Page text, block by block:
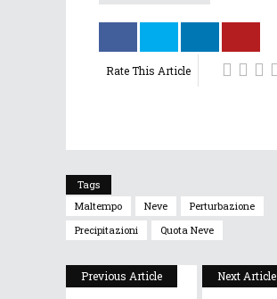
Rate This Article
Tags
Maltempo
Neve
Perturbazione
Precipitazioni
Quota Neve
Previous Article Next Article